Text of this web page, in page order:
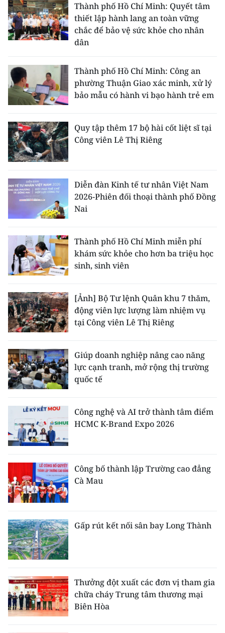
Thành phố Hồ Chí Minh: Quyết tâm
thiết lập hành lang an toàn vững
chắc để bảo vệ sức khỏe cho nhân
dân
Thành phố Hồ Chí Minh: Công an
phường Thuận Giao xác minh, xử lý
bảo mẫu có hành vi bạo hành trẻ em
Quy tập thêm 17 bộ hài cốt liệt sĩ tại
Công viên Lê Thị Riêng
Diễn đàn Kinh tế tư nhân Việt Nam
2026-Phiên đối thoại thành phố Đồng
Nai
Thành phố Hồ Chí Minh miễn phí
khám sức khỏe cho hơn ba triệu học
sinh, sinh viên
[Ảnh] Bộ Tư lệnh Quân khu 7 thăm,
động viên lực lượng làm nhiệm vụ
tại Công viên Lê Thị Riêng
Giúp doanh nghiệp nâng cao năng
lực cạnh tranh, mở rộng thị trường
quốc tế
Công nghệ và AI trở thành tâm điểm
HCMC K-Brand Expo 2026
Công bố thành lập Trường cao đẳng
Cà Mau
Gấp rút kết nối sân bay Long Thành
Thưởng đột xuất các đơn vị tham gia
chữa cháy Trung tâm thương mại
Biên Hòa